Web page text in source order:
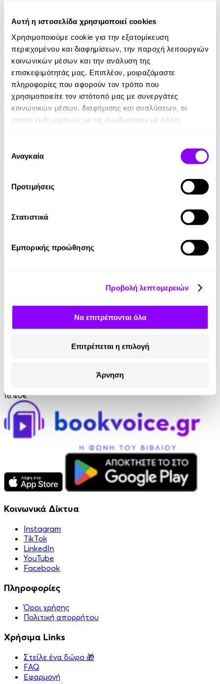
Αυτή η ιστοσελίδα χρησιμοποιεί cookies
Χρησιμοποιούμε cookie για την εξατομίκευση
περιεχομένου και διαφημίσεων, την παροχή λειτουργιών
κοινωνικών μέσων και την ανάλυση της
επισκεψιμότητάς μας. Επιπλέον, μοιραζόμαστε
πληροφορίες που αφορούν τον τρόπο που
χρησιμοποιείτε τον ιστότοπό μας με συνεργάτες
κοινωνικών μέσων, διαφήμισης και αναλύσεων, οι
οποίοι ενδεχομένως να τις συνδυάσουν με άλλες
των υπηρεσιών τους.
συγκατάθεσης
Αναγκαία
Προτιμήσεις
Στατιστικά
Εμπορικής προώθησης
Προβολή λεπτομερειών
Να επιτρέπονται όλα
Επιτρέπεται η επιλογή
Άρνηση
Συγγραφείς
Κατηγορίες
Εκδοτικοί οίκοι
Μυστήριο στην Παιδική Χαρά
16.40€
Κοινωνικά Δίκτυα
Instagram
TikTok
LinkedIn
YouTube
Facebook
Πληροφορίες
Όροι χρήσης
Πολιτική απορρήτου
Χρήσιμα Links
Στείλε ένα δώρο 🎁
FAQ
Εφαρμογή